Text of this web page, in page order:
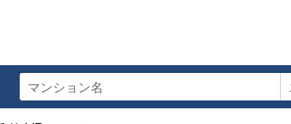
マンション名